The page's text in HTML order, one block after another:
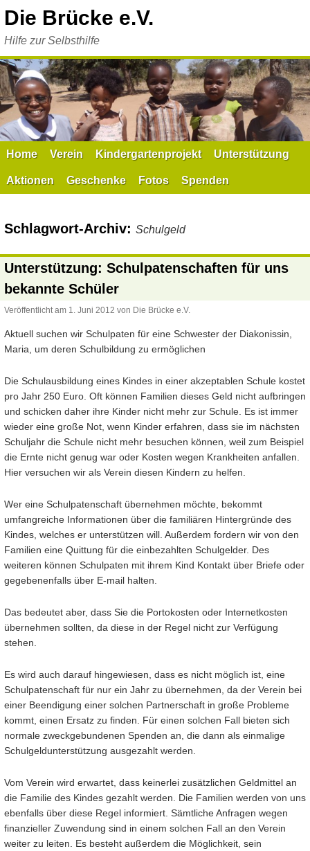
Inhalt
Die Brücke e.V.
Hilfe zur Selbsthilfe
Home Verein Kindergartenprojekt Unterstützung
Aktionen Geschenke Fotos Spenden
Schlagwort-Archiv: Schulgeld
Unterstützung: Schulpatenschaften für uns
bekannte Schüler
Veröffentlicht am 1. Juni 2012 von Die Brücke e.V.
Aktuell suchen wir Schulpaten für eine Schwester der Diakonissin,
Maria, um deren Schulbildung zu ermöglichen
Die Schulausbildung eines Kindes in einer akzeptablen Schule kostet
pro Jahr 250 Euro. Oft können Familien dieses Geld nicht aufbringen
und schicken daher ihre Kinder nicht mehr zur Schule. Es ist immer
wieder eine große Not, wenn Kinder erfahren, dass sie im nächsten
Schuljahr die Schule nicht mehr besuchen können, weil zum Beispiel
die Ernte nicht genug war oder Kosten wegen Krankheiten anfallen.
Hier versuchen wir als Verein diesen Kindern zu helfen.
Wer eine Schulpatenschaft übernehmen möchte, bekommt
umfangreiche Informationen über die familiären Hintergründe des
Kindes, welches er unterstützen will. Außerdem fordern wir von den
Familien eine Quittung für die einbezahlten Schulgelder. Des
weiteren können Schulpaten mit ihrem Kind Kontakt über Briefe oder
gegebenenfalls über E-mail halten.
Das bedeutet aber, dass Sie die Portokosten oder Internetkosten
übernehmen sollten, da diese in der Regel nicht zur Verfügung
stehen.
Es wird auch darauf hingewiesen, dass es nicht möglich ist, eine
Schulpatenschaft für nur ein Jahr zu übernehmen, da der Verein bei
einer Beendigung einer solchen Partnerschaft in große Probleme
kommt, einen Ersatz zu finden. Für einen solchen Fall bieten sich
normale zweckgebundenen Spenden an, die dann als einmalige
Schulgeldunterstützung ausgezahlt werden.
Vom Verein wird erwartet, dass keinerlei zusätzlichen Geldmittel an
die Familie des Kindes gezahlt werden. Die Familien werden von uns
ebenfalls über diese Regel informiert. Sämtliche Anfragen wegen
finanzieller Zuwendung sind in einem solchen Fall an den Verein
weiter zu leiten. Es besteht außerdem die Möglichkeit, sein